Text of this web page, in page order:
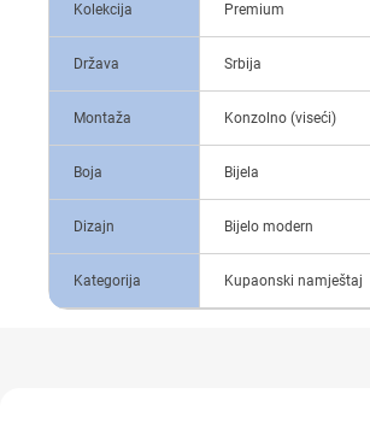
Kolekcija Premium
Država Srbija
Montaža Konzolno (viseći)
Boja Bijela
Dizajn Bijelo modern
Kategorija Kupaonski namještaj